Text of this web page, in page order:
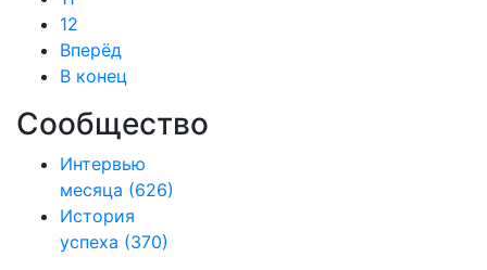
12
Вперёд
В конец
Сообщество
Интервью
месяца (626)
История
успеха (370)